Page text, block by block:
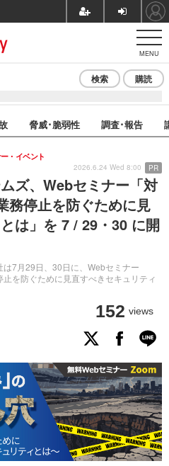
MENU
検索 購読
脅威･脆弱性 調査･報告
ズ、Webセミナー「対
務停止を防ぐために見
は」を 7 / 29・30 に開
7月29日、30日に、Webセミナー
を防ぐために見直すべきセキュリティ
・イベント
152 views
2026.6.24 Wed 8:00 PR